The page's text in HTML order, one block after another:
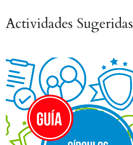
Actividades Sugeridas